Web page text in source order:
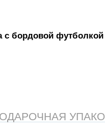
с бордовой